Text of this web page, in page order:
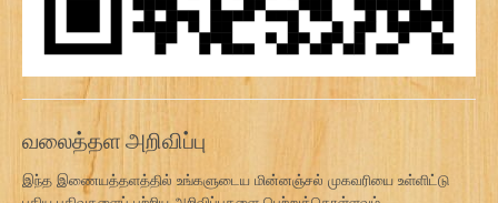
வலைத்தள அறிவிப்பு
இந்த இணையத்தளத்தில் உங்களுடைய மின்னஞ்சல் முகவரியை உள்ளிட்டு